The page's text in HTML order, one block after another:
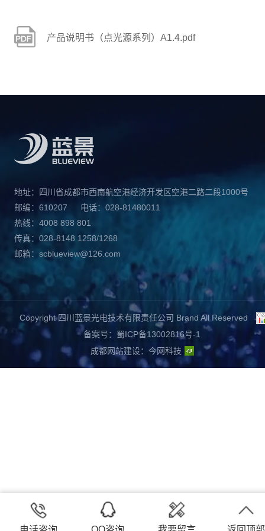
产品说明书（点光源系列）A1.4.pdf
地址：四川省成都市西南航空港经济开发区空港二路二段1000号
邮编：610207
电话：028-81480011
热线：4008 898 801
传真：028-8148 1258/1268
邮箱：scblueview@126.com
Copyright 四川蓝景光电技术有限责任公司 Brand All Reserved
备案号：蜀ICP备13002816号-1
成都网站建设： 今网科技